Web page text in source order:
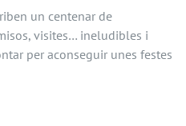
un centenar de
visites… ineludibles i
per aconseguir unes festes